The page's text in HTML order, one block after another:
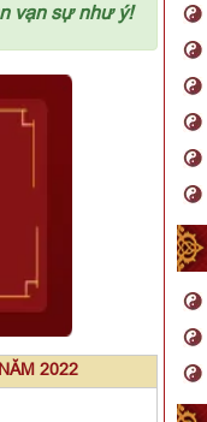
vạn sự như ý!
2022